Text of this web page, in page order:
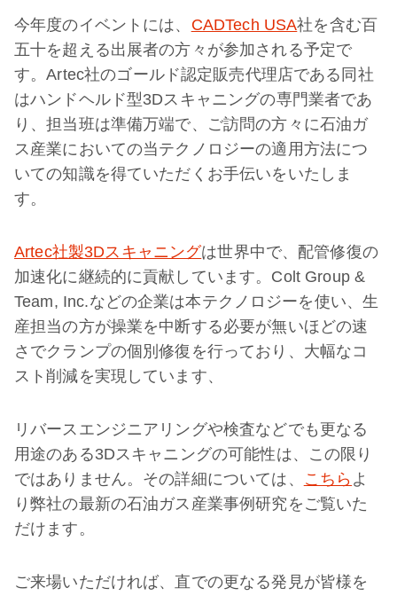
今年度のイベントには、 CADTech USA社を含む百
五十を超える出展者の方々が参加される予定で
す。Artec社のゴールド認定販売代理店である同社
はハンドヘルド型3Dスキャニングの専門業者であ
り、担当班は準備万端で、ご訪問の方々に石油ガ
ス産業においての当テクノロジーの適用方法につ
いての知識を得ていただくお手伝いをいたしま
す。
Artec社製3Dスキャニングは世界中で、配管修復の
加速化に継続的に貢献しています。Colt Group &
Team, Inc.などの企業は本テクノロジーを使い、生
産担当の方が操業を中断する必要が無いほどの速
さでクランプの個別修復を行っており、大幅なコ
スト削減を実現しています、
リバースエンジニアリングや検査などでも更なる
用途のある3Dスキャニングの可能性は、この限り
ではありません。その詳細については、
こちら よ
り弊社の最新の石油ガス産業事例研究をご覧いた
だけます。
ご来場いただければ、直での更なる発見が皆様を